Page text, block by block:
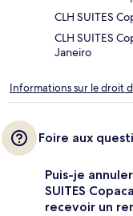
CLH SUITES
CLH SUITES
Janeiro
Informations sur le droit
Foire aux
Puis-je
SUITES
recevoir un